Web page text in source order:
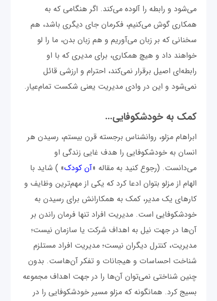
می‌شود و رابطه را آلوده می‌کند. اگر هنگامی که به
همکاری گوش می‌کنیم، فکرمان جای دیگری باشد، هم
سخنانی که بر زبان می‌آوریم و هم زبان بدن، ما را لو
خواهند داد و هیچ‌ همکاری، برای مدیری که با او
رابطه‌ای اصیل برقرار نمی‌کند، احترام و ارزشی قائل
نمی‌شود و این در وادی مدیریت یعنی شکست تمام‌عیار.
کمک به خودشکوفایی...
ابراهام مزلو، روانشناس برجسته قرن بیستم، رسیدن هر
انسان به خودشکوفایی را هدف غایی زندگی او
می‌دانست. (رجوع کنید به مقاله «آن کودک» ) شاید با
الهام از مزلو بتوان ادعا کرد که یکی از مهم‌ترین وظایف و
کارهای یک مدیر، کمک به همکارانش برای رسیدن به
خودشکوفایی است. مدیریت افراد تنها فرمان راندن بر
آن‌ها در جهت نیل به اهداف شرکت یا سازمان نیست؛
مدیریت، کنترل دیگران نیست؛ مدیریت افراد مستلزم
شناخت احساسات و هیجانات و تفکر آن‌هاست. بدون
چنین شناختی نمی‌توان آن‌ها را در جهت اهداف مجموعه
بسیج کرد. همانگونه که مزلو مسیر خودشکوفایی را در